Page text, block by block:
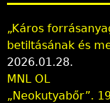
„Káros
betiltásának és
2026.01.28.
MNL OL
„Neokutyabőr”.